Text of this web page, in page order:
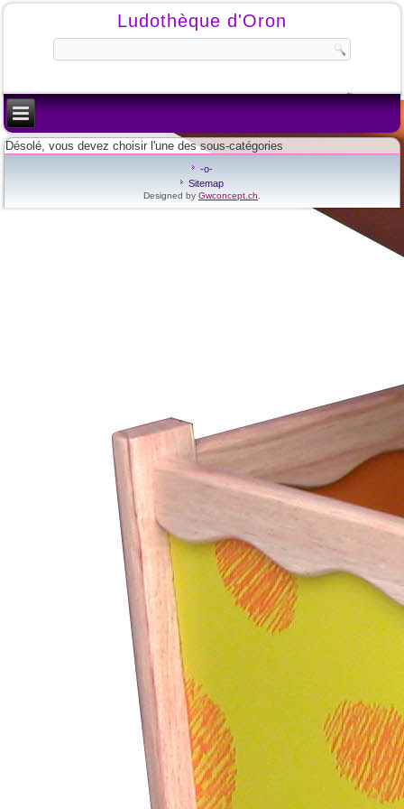
Ludothèque d'Oron
Désolé, vous devez choisir l'une des sous-catégories
-o-
Sitemap
Designed by Gwconcept.ch